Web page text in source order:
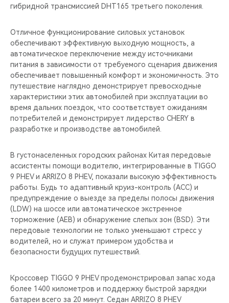
гибридной трансмиссией DHT165 третьего поколения.
Отличное функционирование силовых установок
обеспечивают эффективную выходную мощность, а
автоматическое переключение между источниками
питания в зависимости от требуемого сценария движения
обеспечивает повышенный комфорт и экономичность. Это
путешествие наглядно демонстрирует превосходные
характеристики этих автомобилей при эксплуатации во
время дальних поездок, что соответствует ожиданиям
потребителей и демонстрирует лидерство CHERY в
разработке и производстве автомобилей.
В густонаселенных городских районах Китая передовые
ассистенты помощи водителю, интегрированные в TIGGO
9 PHEV и ARRIZO 8 PHEV, показали высокую эффективность
работы. Будь то адаптивный круиз-контроль (ACC) и
предупреждение о выезде за пределы полосы движения
(LDW) на шоссе или автоматическое экстренное
торможение (AEB) и обнаружение слепых зон (BSD). Эти
передовые технологии не только уменьшают стресс у
водителей, но и служат примером удобства и
безопасности будущих путешествий.
Кроссовер TIGGO 9 PHEV продемонстрировал запас хода
более 1400 километров и поддержку быстрой зарядки
батареи всего за 20 минут. Седан ARRIZO 8 PHEV